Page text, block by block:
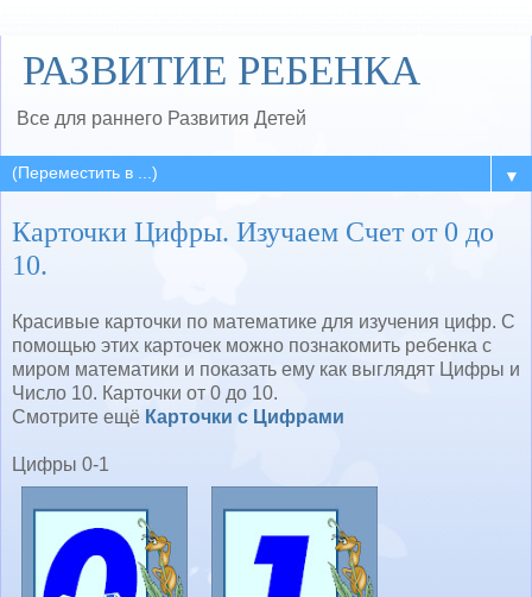
РАЗВИТИЕ РЕБЕНКА
Все для раннего Развития Детей
▼
Карточки Цифры. Изучаем Счет от 0 до
10.
Красивые карточки по математике для изучения цифр. С
помощью этих карточек можно познакомить ребенка с
миром математики и показать ему как выглядят Цифры и
Число 10. Карточки от 0 до 10.
Смотрите ещё Карточки с Цифрами
Цифры 0-1